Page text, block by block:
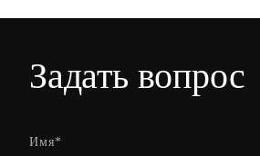
Задать вопрос